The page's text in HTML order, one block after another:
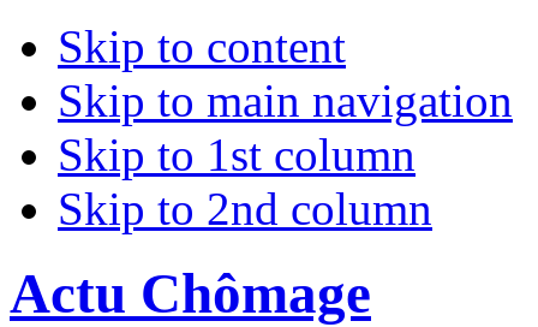
Skip to content
Skip to main navigation
Skip to 1st column
Skip to 2nd column
Actu Chômage